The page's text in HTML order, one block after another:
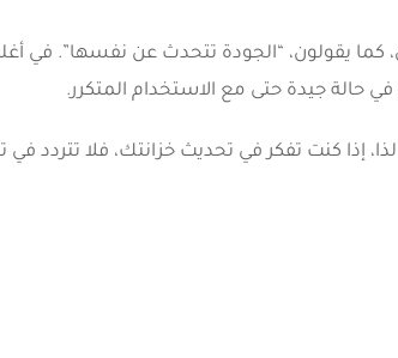
كما يقولون، “الجودة تتحدث عن نفسها”. في
حالة جيدة حتى مع الاستخدام المتكرر.
إذا كنت تفكر في تحديث خزانتك، فلا تتردد